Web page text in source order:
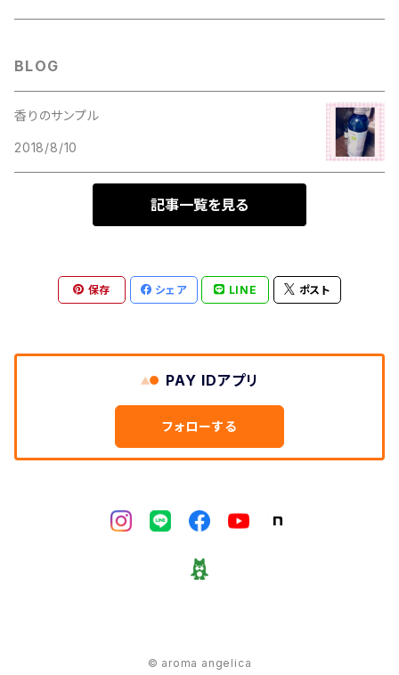
BLOG
香りのサンプル
2018/8/10
記事一覧を見る
保存 シェア LINE ポスト
PAY IDアプリ
フォローする
© aroma angelica